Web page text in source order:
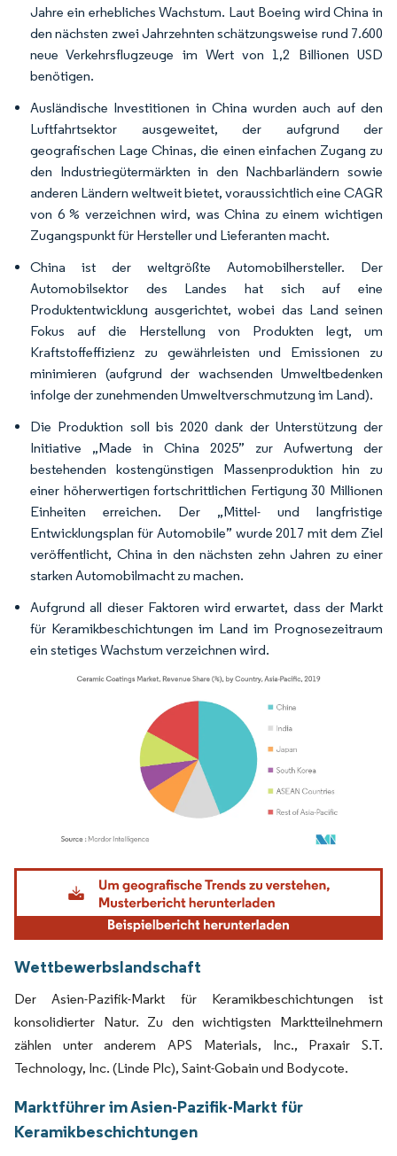
Jahre ein erhebliches Wachstum. Laut Boeing wird China in
den nächsten zwei Jahrzehnten schätzungsweise rund 7.600
neue Verkehrsflugzeuge im Wert von 1,2 Billionen USD
benötigen.
Ausländische Investitionen in China wurden auch auf den
Luftfahrtsektor ausgeweitet, der aufgrund der
geografischen Lage Chinas, die einen einfachen Zugang zu
den Industriegütermärkten in den Nachbarländern sowie
anderen Ländern weltweit bietet, voraussichtlich eine CAGR
von 6 % verzeichnen wird, was China zu einem wichtigen
Zugangspunkt für Hersteller und Lieferanten macht.
China ist der weltgrößte Automobilhersteller. Der
Automobilsektor des Landes hat sich auf eine
Produktentwicklung ausgerichtet, wobei das Land seinen
Fokus auf die Herstellung von Produkten legt, um
Kraftstoffeffizienz zu gewährleisten und Emissionen zu
minimieren (aufgrund der wachsenden Umweltbedenken
infolge der zunehmenden Umweltverschmutzung im Land).
Die Produktion soll bis 2020 dank der Unterstützung der
Initiative „Made in China 2025” zur Aufwertung der
bestehenden kostengünstigen Massenproduktion hin zu
einer höherwertigen fortschrittlichen Fertigung 30 Millionen
Einheiten erreichen. Der „Mittel- und langfristige
Entwicklungsplan für Automobile” wurde 2017 mit dem Ziel
veröffentlicht, China in den nächsten zehn Jahren zu einer
starken Automobilmacht zu machen.
Aufgrund all dieser Faktoren wird erwartet, dass der Markt
für Keramikbeschichtungen im Land im Prognosezeitraum
ein stetiges Wachstum verzeichnen wird.
Bild © Mordor Intelligence. Wiederverwendung erfordert Namensnennung gemäß
Wettbewerbslandschaft
Der Asien-Pazifik-Markt für Keramikbeschichtungen ist
konsolidierter Natur. Zu den wichtigsten Marktteilnehmern
zählen unter anderem APS Materials, Inc., Praxair S.T.
Technology, Inc. (Linde Plc), Saint-Gobain und Bodycote.
Marktführer im Asien-Pazifik-Markt für
Keramikbeschichtungen